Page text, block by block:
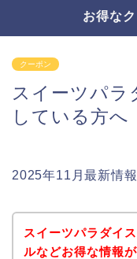
お得な
クーポン
スイーツパラ
している方へ
2025年11月最新情報
スイーツパラダイ
ルなどお得な情報